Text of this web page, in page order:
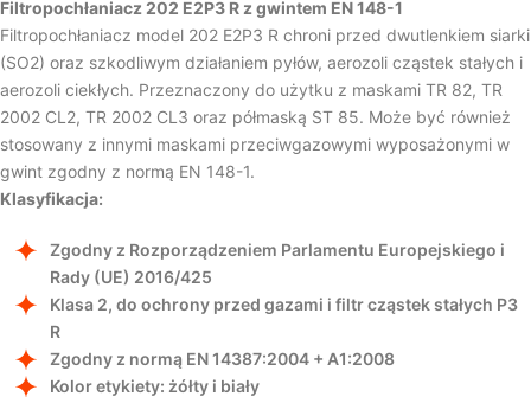
Filtropochłaniacz 202 E2P3 R z gwintem EN 148-1
Filtropochłaniacz model 202 E2P3 R chroni przed dwutlenkiem siarki
(SO2) oraz szkodliwym działaniem pyłów, aerozoli cząstek stałych i
aerozoli ciekłych. Przeznaczony do użytku z maskami TR 82, TR
2002 CL2, TR 2002 CL3 oraz półmaską ST 85. Może być również
stosowany z innymi maskami przeciwgazowymi wyposażonymi w
gwint zgodny z normą EN 148-1.
Klasyfikacja:
Zgodny z Rozporządzeniem Parlamentu Europejskiego i
Rady (UE) 2016/425
Klasa 2, do ochrony przed gazami i filtr cząstek stałych P3
R
Zgodny z normą EN 14387:2004 + A1:2008
Kolor etykiety: żółty i biały